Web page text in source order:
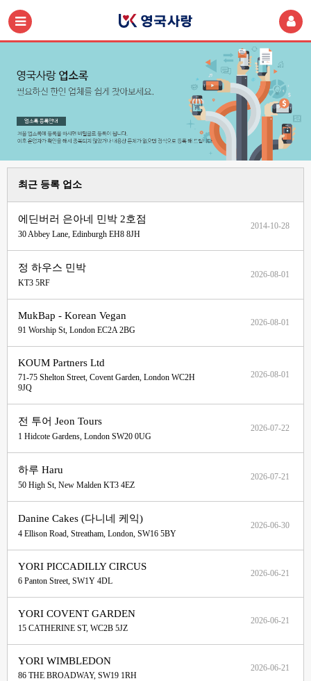
최근 등록 업소
에딘버러 은아네 민박 2호점
30 Abbey Lane, Edinburgh EH8 8JH
2014-10-28
정 하우스 민박
KT3 5RF
2026-08-01
MukBap - Korean Vegan
91 Worship St, London EC2A 2BG
2026-08-01
KOUM Partners Ltd
71-75 Shelton Street, Covent Garden, London WC2H
9JQ
2026-08-01
전 투어 Jeon Tours
1 Hidcote Gardens, London SW20 0UG
2026-07-22
하루 Haru
50 High St, New Malden KT3 4EZ
2026-07-21
Danine Cakes (다니네 케익)
4 Ellison Road, Streatham, London, SW16 5BY
2026-06-30
YORI PICCADILLY CIRCUS
6 Panton Street, SW1Y 4DL
2026-06-21
YORI COVENT GARDEN
15 CATHERINE ST, WC2B 5JZ
2026-06-21
YORI WIMBLEDON
86 THE BROADWAY, SW19 1RH
2026-06-21